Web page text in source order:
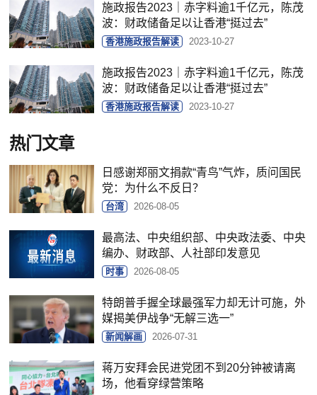
​施政报告2023｜赤字料逾1千亿元，陈茂
波：财政储备足以让香港“挺过去”
香港施政报告解读 2023-10-27
​施政报告2023｜赤字料逾1千亿元，陈茂
波：财政储备足以让香港“挺过去”
香港施政报告解读 2023-10-27
热门文章
日感谢郑丽文捐款“青鸟”气炸，质问国民
党：为什么不反日？
台湾 2026-08-05
最高法、中央组织部、中央政法委、中央
编办、财政部、人社部印发意见
时事 2026-08-05
特朗普手握全球最强军力却无计可施，外
媒揭美伊战争“无解三选一”
新闻解画 2026-07-31
蒋万安拜会民进党团不到20分钟被请离
场，他看穿绿营策略